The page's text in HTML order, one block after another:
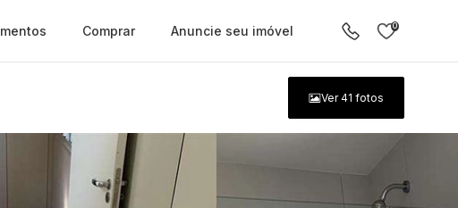
Comprar Anuncie seu imóvel 0
digital.
Ver41 fotos